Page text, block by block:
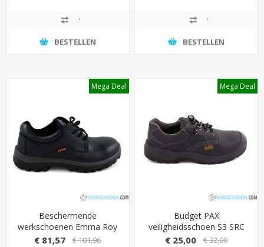
BESTELLEN BESTELLEN
Mega Deal
Beschermende
werkschoenen Emma Roy
S2 laag met ademende
€ 81,57 € 101,96
Mega Deal
Budget PAX
veiligheidsschoen S3 SRC
laag model met stalen
€ 25,00 € 32,00